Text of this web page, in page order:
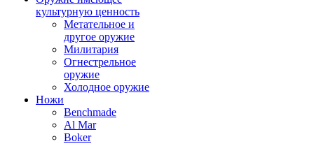
культурную ценность
Метательное и
другое оружие
Милитария
Огнестрельное
оружие
Холодное оружие
Ножи
Benchmade
Al Mar
Boker